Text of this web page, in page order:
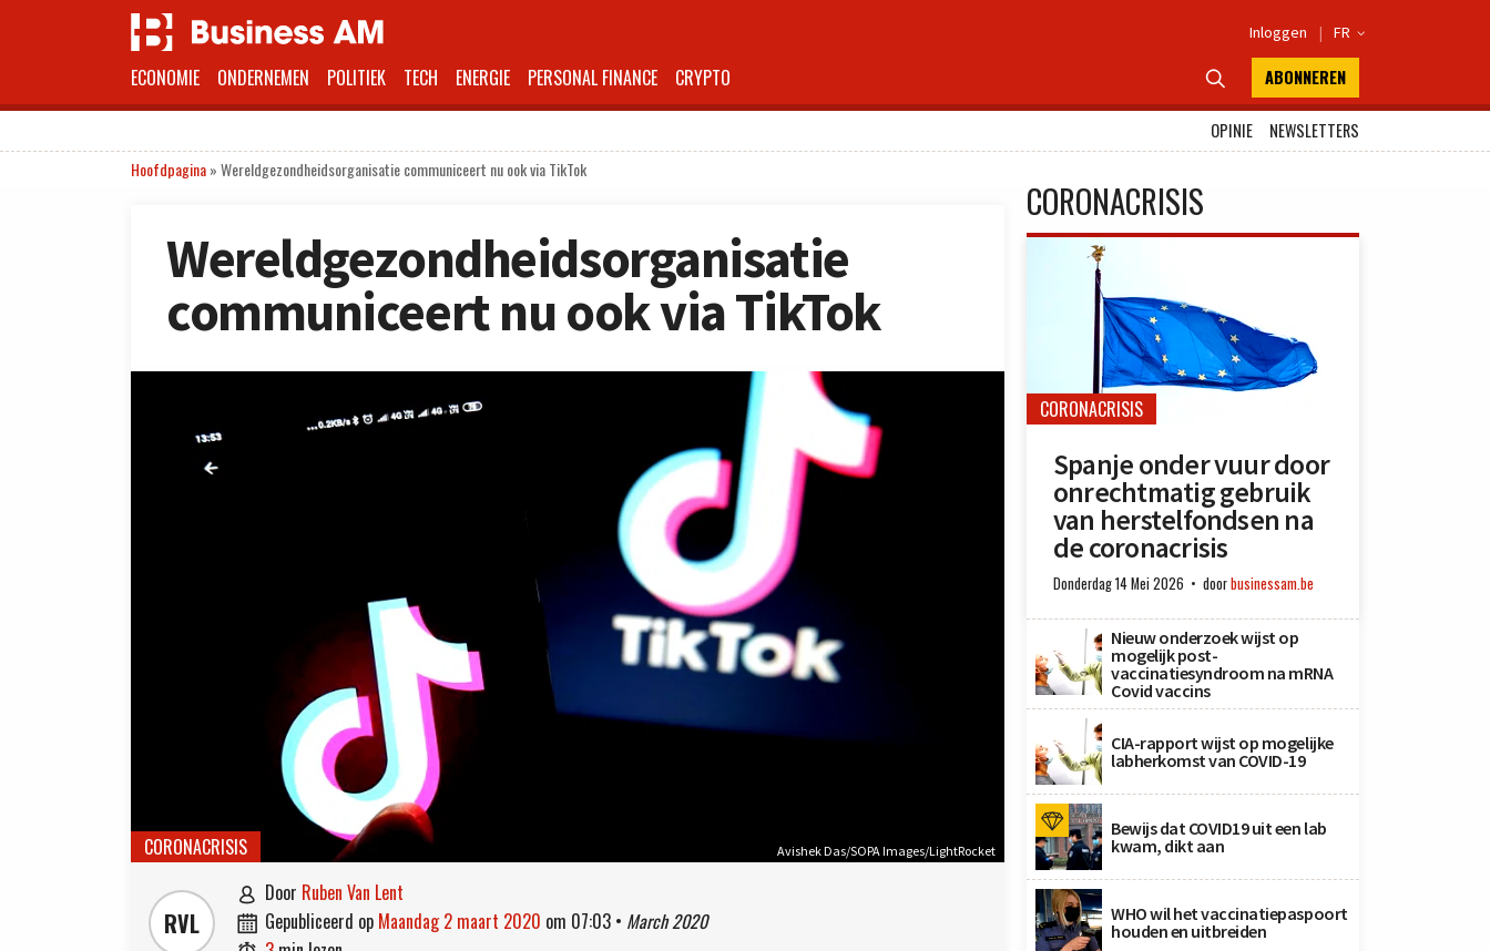
Inloggen | FR 
ECONOMIE ONDERNEMEN POLITIEK TECH ENERGIE PERSONAL FINANCE CRYPTO  ABONNEREN
OPINIE
NEWSLETTERS
Hoofdpagina»Wereldgezondheidsorganisatie communiceert nu ook via TikTok
Wereldgezondheidsorganisatie
communiceert nu ook via TikTok
Avishek Das/SOPA Images/LightRocket
CORONACRISIS
RVL
 door Ruben Van Lent
 gepubliceerd op maandag 2 maart 2020 om 07:03 • March 2020
CORONACRISIS
CORONACRISIS
Spanje onder vuur door
onrechtmatig gebruik
van herstelfondsen na
de coronacrisis
Donderdag 14 Mei 2026 doorbusinessam.be
Nieuw onderzoek wijst op
mogelijk post-
vaccinatiesyndroom na mRNA
Covid vaccins
CIA-rapport wijst op mogelijke
labherkomst van COVID-19
Bewijs dat COVID19 uit een lab
kwam, dikt aan
WHO wil het vaccinatiepaspoort
houden en uitbreiden